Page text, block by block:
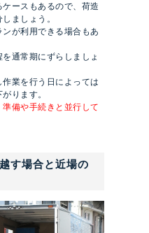
ースもあるので、荷造
ましょう。
が利用できる場合もあ
通常期にずらしましょ
業を行う日によっては
ります。
準備や手続きと並行して
す場合と近場の